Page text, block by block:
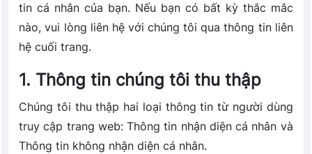
tin cá nhân của bạn. Nếu bạn có bất kỳ thắc mắc
nào, vui lòng liên hệ với chúng tôi qua thông tin liên
hệ cuối trang.
1. Thông tin chúng tôi thu thập
Chúng tôi thu thập hai loại thông tin từ người dùng
truy cập trang web: Thông tin nhận diện cá nhân và
Thông tin không nhận diện cá nhân.